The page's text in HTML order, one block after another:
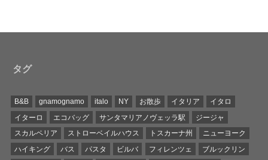
タグ
B&B gnamognamo italo NY お散歩 イタリア
イタロ
イターロ
エコバッグ サンタマリアノヴェッラ駅
ジージャ
スカルペリア
ストローベイルハウス トスカーナ州
ニューヨーク
ハイキング
バス パスタ ビルバ フィレンツェ
ブルックリン